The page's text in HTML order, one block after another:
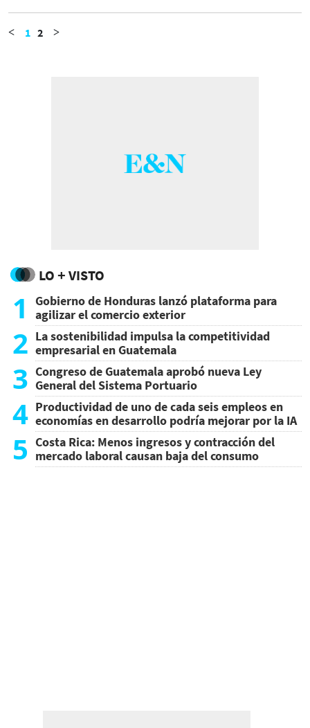
< 1 2 >
LO + VISTO
1
Gobierno de Honduras lanzó plataforma para
agilizar el comercio exterior
2 La sostenibilidad impulsa la competitividad
empresarial en Guatemala
3 Congreso de Guatemala aprobó nueva Ley
General del Sistema Portuario
4 Productividad de uno de cada seis empleos en
economías en desarrollo podría mejorar por la IA
5 Costa Rica: Menos ingresos y contracción del
mercado laboral causan baja del consumo